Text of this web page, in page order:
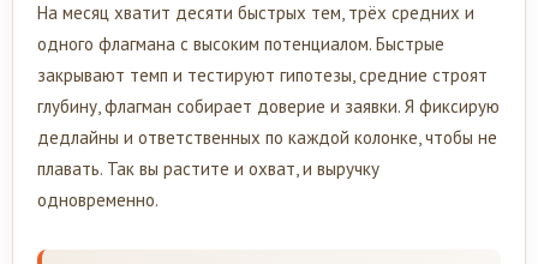
На месяц хватит десяти быстрых тем, трёх средних и
одного флагмана с высоким потенциалом. Быстрые
закрывают темп и тестируют гипотезы, средние строят
глубину, флагман собирает доверие и заявки. Я фиксирую
дедлайны и ответственных по каждой колонке, чтобы не
плавать. Так вы растите и охват, и выручку
одновременно.